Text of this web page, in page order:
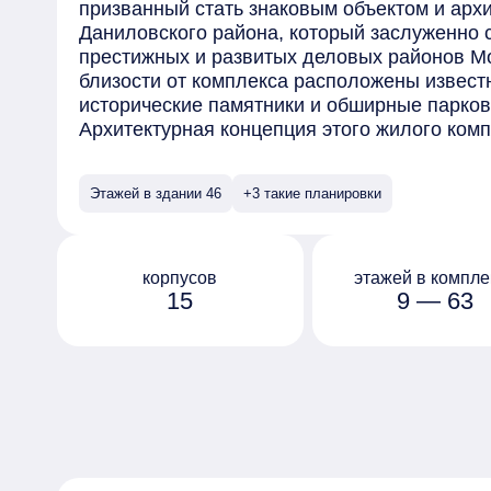
призванный стать знаковым объектом и
Даниловского района, который заслуженно
престижных и развитых деловых районов
близости от комплекса расположены
исторические памятники и обширные
Архитектурная концепция этого жилого
количеством комнат, от одной до четырех.
Благоустройство территории комплекса
потребностей всех категорий жильцов.
разработали концепцию многоуровневого
Этажей в здании 46 +3 такие планировки
15
корпусов
9 — 63
этажей в